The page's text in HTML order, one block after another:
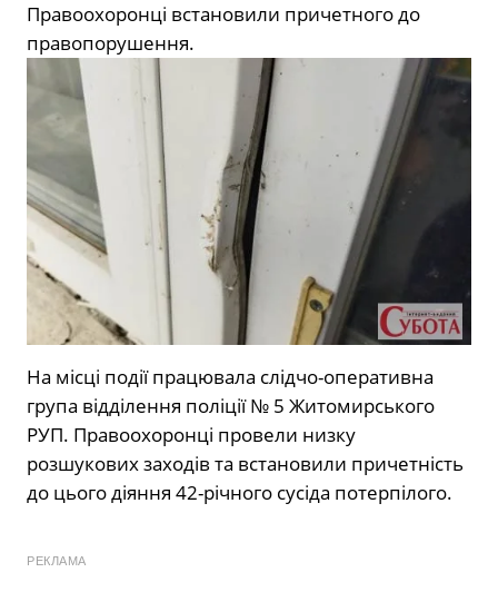
Правоохоронці встановили причетного до
правопорушення.
На місці події працювала слідчо-оперативна
група відділення поліції № 5 Житомирського
РУП. Правоохоронці провели низку
розшукових заходів та встановили причетність
до цього діяння 42-річного сусіда потерпілого.
РЕКЛАМА